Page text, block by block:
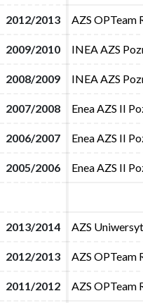
2012/2013 AZS OPTeam
2009/2010 INEA AZS
2008/2009 INEA AZS
2007/2008 Enea AZS II
2006/2007 Enea AZS II
2005/2006 Enea AZS II
2013/2014 AZS
2012/2013 AZS OPTeam
2011/2012 AZS OPTeam
2012/2013 AZS OPTeam
2009/2010 INEA AZS
2008/2009 INEA AZS
2007/2008 Enea AZS II
2006/2007 Enea AZS II
2005/2006 Enea AZS II
2013/2014 AZS
2012/2013 AZS OPTeam
2011/2012 AZS OPTeam